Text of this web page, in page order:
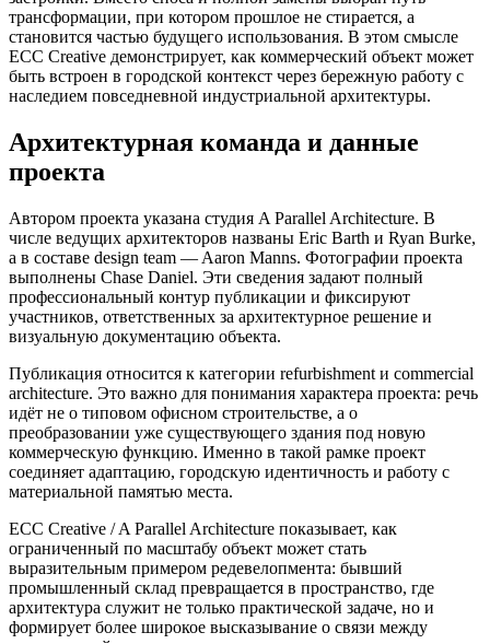
трансформации, при котором прошлое не стирается, а
становится частью будущего использования. В этом смысле
ECC Creative демонстрирует, как коммерческий объект может
быть встроен в городской контекст через бережную работу с
наследием повседневной индустриальной архитектуры.
Архитектурная команда и данные
проекта
Автором проекта указана студия A Parallel Architecture. В
числе ведущих архитекторов названы Eric Barth и Ryan Burke,
а в составе design team — Aaron Manns. Фотографии проекта
выполнены Chase Daniel. Эти сведения задают полный
профессиональный контур публикации и фиксируют
участников, ответственных за архитектурное решение и
визуальную документацию объекта.
Публикация относится к категории refurbishment и commercial
architecture. Это важно для понимания характера проекта: речь
идёт не о типовом офисном строительстве, а о
преобразовании уже существующего здания под новую
коммерческую функцию. Именно в такой рамке проект
соединяет адаптацию, городскую идентичность и работу с
материальной памятью места.
ECC Creative / A Parallel Architecture показывает, как
ограниченный по масштабу объект может стать
выразительным примером редевелопмента: бывший
промышленный склад превращается в пространство, где
архитектура служит не только практической задаче, но и
формирует более широкое высказывание о связи между